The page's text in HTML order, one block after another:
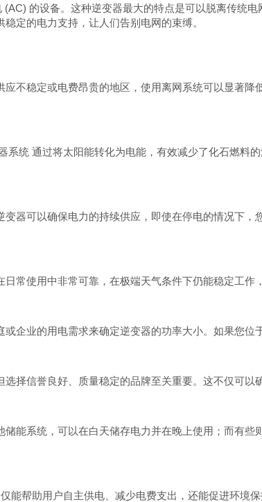
的设备。这种逆变器最大的特点是可以脱离传统
定的电力支持，让人们告别电网的束缚。
不稳定或电费昂贵的地区，使用离网系统可以显著
系统通过将太阳能转化为电能，有效减少了化石燃料
器可以确保电力的持续供应，即使在停电的情况下
常使用中非常可靠，在极端天气条件下仍能稳定工作
企业的用电需求来确定逆变器的功率大小。如果您
择信誉良好、质量稳定的品牌至关重要。这不仅可
能系统，可以在白天储存电力并在晚上使用；而有
能帮助用户自主供电、减少电费支出，还能促进环境